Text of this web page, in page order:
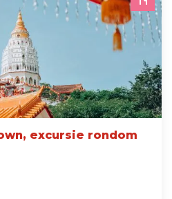
excursie rondom